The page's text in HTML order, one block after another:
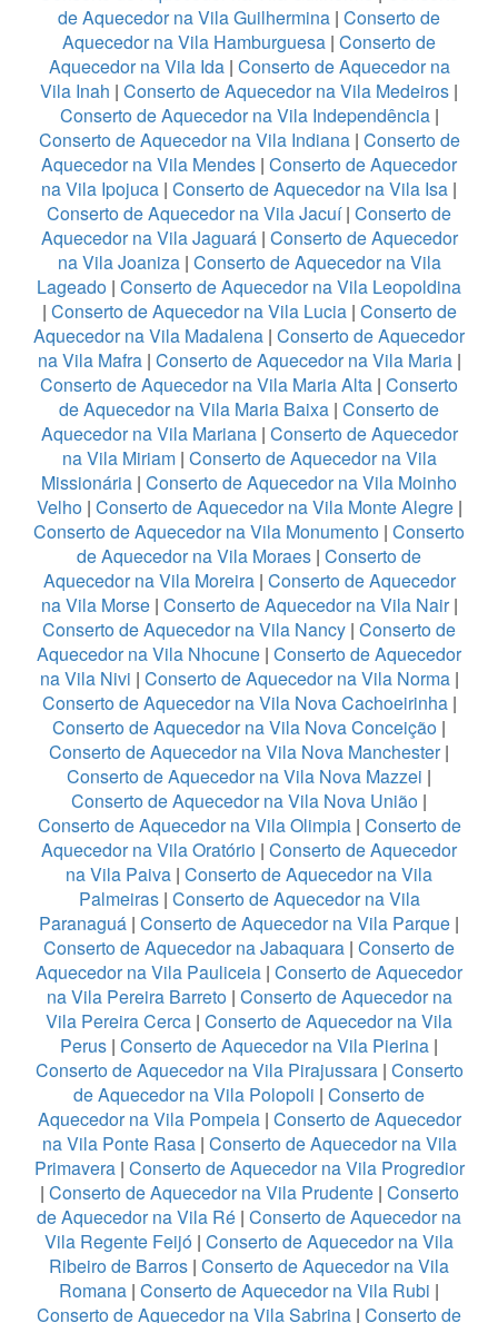
de Aquecedor na Vila Guilhermina | Conserto de
Aquecedor na Vila Hamburguesa | Conserto de
Aquecedor na Vila Ida| Conserto de Aquecedor na
Vila Inah | Conserto de Aquecedor na Vila Medeiros |
Conserto de Aquecedor na Vila Independência|
Conserto de Aquecedor na Vila Indiana| Conserto de
Aquecedor na Vila Mendes | Conserto de Aquecedor
na Vila Ipojuca | Conserto de Aquecedor na Vila Isa |
Conserto de Aquecedor na Vila Jacuí| Conserto de
Aquecedor na Vila Jaguará| Conserto de Aquecedor
na Vila Joaniza| Conserto de Aquecedor na Vila
Lageado | Conserto de Aquecedor na Vila Leopoldina
| Conserto de Aquecedor na Vila Lucia| Conserto de
Aquecedor na Vila Madalena | Conserto de Aquecedor
na Vila Mafra | Conserto de Aquecedor na Vila Maria|
Conserto de Aquecedor na Vila Maria Alta | Conserto
de Aquecedor na Vila Maria Baixa | Conserto de
Aquecedor na Vila Mariana| Conserto de Aquecedor
na Vila Miriam| Conserto de Aquecedor na Vila
Missionária | Conserto de Aquecedor na Vila Moinho
Velho| Conserto de Aquecedor na Vila Monte Alegre|
Conserto de Aquecedor na Vila Monumento | Conserto
de Aquecedor na Vila Moraes | Conserto de
Aquecedor na Vila Moreira| Conserto de Aquecedor
na Vila Morse| Conserto de Aquecedor na Vila Nair|
Conserto de Aquecedor na Vila Nancy | Conserto de
Aquecedor na Vila Nhocune | Conserto de Aquecedor
na Vila Nivi | Conserto de Aquecedor na Vila Norma|
Conserto de Aquecedor na Vila Nova Cachoeirinha|
Conserto de Aquecedor na Vila Nova Conceição |
Conserto de Aquecedor na Vila Nova Manchester|
Conserto de Aquecedor na Vila Nova Mazzei |
Conserto de Aquecedor na Vila Nova União |
Conserto de Aquecedor na Vila Olimpia| Conserto de
Aquecedor na Vila Oratório | Conserto de Aquecedor
na Vila Paiva | Conserto de Aquecedor na Vila
Palmeiras| Conserto de Aquecedor na Vila
Paranaguá | Conserto de Aquecedor na Vila Parque |
Conserto de Aquecedor na Jabaquara | Conserto de
Aquecedor na Vila Pauliceia | Conserto de Aquecedor
na Vila Pereira Barreto| Conserto de Aquecedor na
Vila Pereira Cerca | Conserto de Aquecedor na Vila
Perus | Conserto de Aquecedor na Vila Pierina |
Conserto de Aquecedor na Vila Pirajussara| Conserto
de Aquecedor na Vila Polopoli | Conserto de
Aquecedor na Vila Pompeia| Conserto de Aquecedor
na Vila Ponte Rasa| Conserto de Aquecedor na Vila
Primavera| Conserto de Aquecedor na Vila Progredior
| Conserto de Aquecedor na Vila Prudente| Conserto
de Aquecedor na Vila Ré | Conserto de Aquecedor na
Vila Regente Feijó | Conserto de Aquecedor na Vila
Ribeiro de Barros | Conserto de Aquecedor na Vila
Romana | Conserto de Aquecedor na Vila Rubi |
Conserto de Aquecedor na Vila Sabrina | Conserto de